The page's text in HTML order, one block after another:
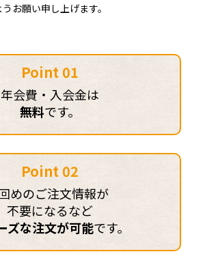
うお願い申し上げます。
Point 01
年会費・入会金は
無料です。
Point 02
めのご注文情報が
不要になるなど
ズな注文が可能です。